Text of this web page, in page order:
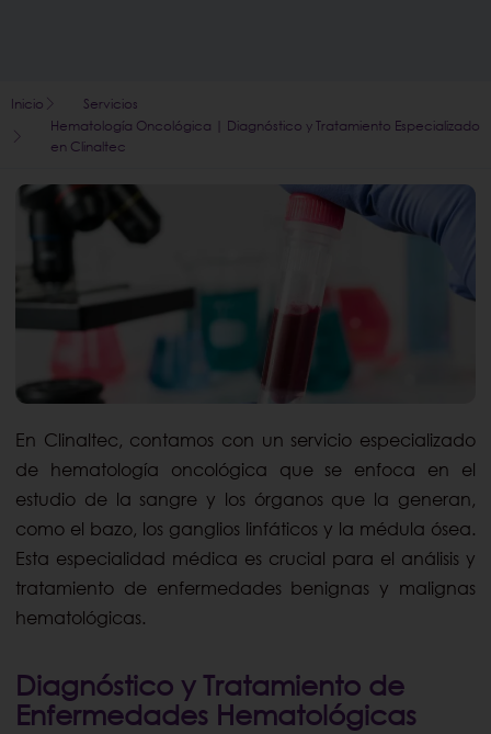
Inicio
Servicios
Hematología Oncológica | Diagnóstico y Tratamiento Especializado
en Clinaltec
En Clinaltec, contamos con un servicio especializado
de hematología oncológica que se enfoca en el
estudio de la sangre y los órganos que la generan,
como el bazo, los ganglios linfáticos y la médula ósea.
Esta especialidad médica es crucial para el análisis y
tratamiento de enfermedades benignas y malignas
hematológicas.
Diagnóstico y Tratamiento de
Enfermedades Hematológicas